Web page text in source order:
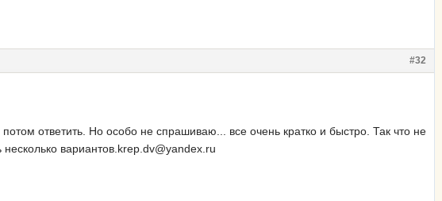
#32
ответить. Но особо не спрашиваю... все очень кратко и быстро. Так что не
вариантов.krep.dv@yandex.ru